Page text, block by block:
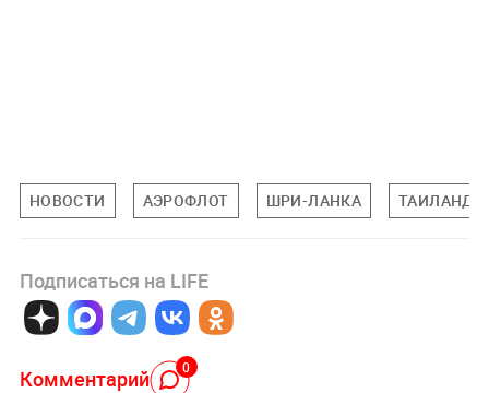
НОВОСТИ АЭРОФЛОТ ШРИ-ЛАНКА ТАИЛАНД
Подписаться на LIFE
Комментарий 0